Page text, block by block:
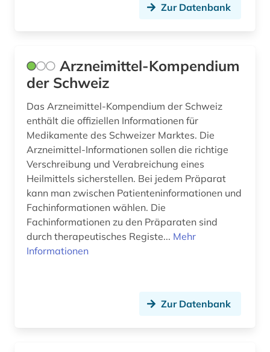
Zur Datenbank
Arzneimittel-Kompendium
der Schweiz
Das Arzneimittel-Kompendium der Schweiz
enthält die offiziellen Informationen für
Medikamente des Schweizer Marktes. Die
Arzneimittel-Informationen sollen die richtige
Verschreibung und Verabreichung eines
Heilmittels sicherstellen. Bei jedem Präparat
kann man zwischen Patienteninformationen und
Fachinformationen wählen. Die
Fachinformationen zu den Präparaten sind
durch therapeutisches Registe... Mehr
Informationen
Zur Datenbank